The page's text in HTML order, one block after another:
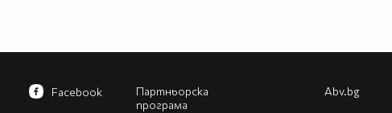
Партньорска
програма
Facebook Abv.bg